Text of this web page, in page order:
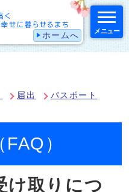
ホームへ メニュー
届出 パスポート
）
け取りにつ